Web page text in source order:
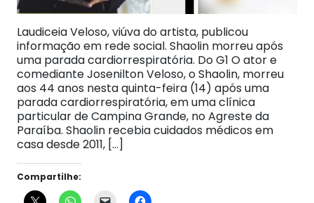
Laudiceia Veloso, viúva do artista, publicou
informação em rede social. Shaolin morreu após
uma parada cardiorrespiratória. Do G1 O ator e
comediante Josenilton Veloso, o Shaolin, morreu
aos 44 anos nesta quinta-feira (14) após uma
parada cardiorrespiratória, em uma clínica
particular de Campina Grande, no Agreste da
Paraíba. Shaolin recebia cuidados médicos em
casa desde 2011, […]
Compartilhe: